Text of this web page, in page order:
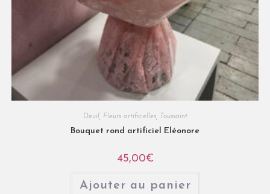
Deuil Fleurs artificielles, Toussaint
Bouquet rond artificiel Eléonore
45,00€
Ajouter au panier